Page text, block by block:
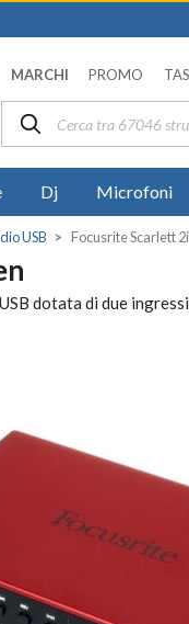
MARCHI PROMO
Dj Microfoni
USB Focusrite Scarlett
dotata di due